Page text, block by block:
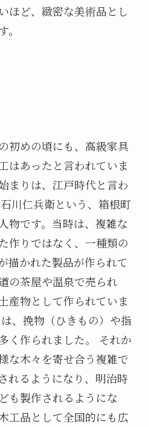
ほど、緻密な美術品とし
初めの頃にも、高級家具
はあったと言われていま
まりは、江戸時代と言わ
川仁兵衛という、箱根町
物です。当時は、複雑な
作りではなく、一種類の
描かれた製品が作られて
の茶屋や温泉で売られ
産物として作られていま
、挽物（ひきもの）や指
く作られました。 それか
な木々を寄せ合う複雑で
れるようになり、明治時
も製作されるようにな
工品として全国的にも広